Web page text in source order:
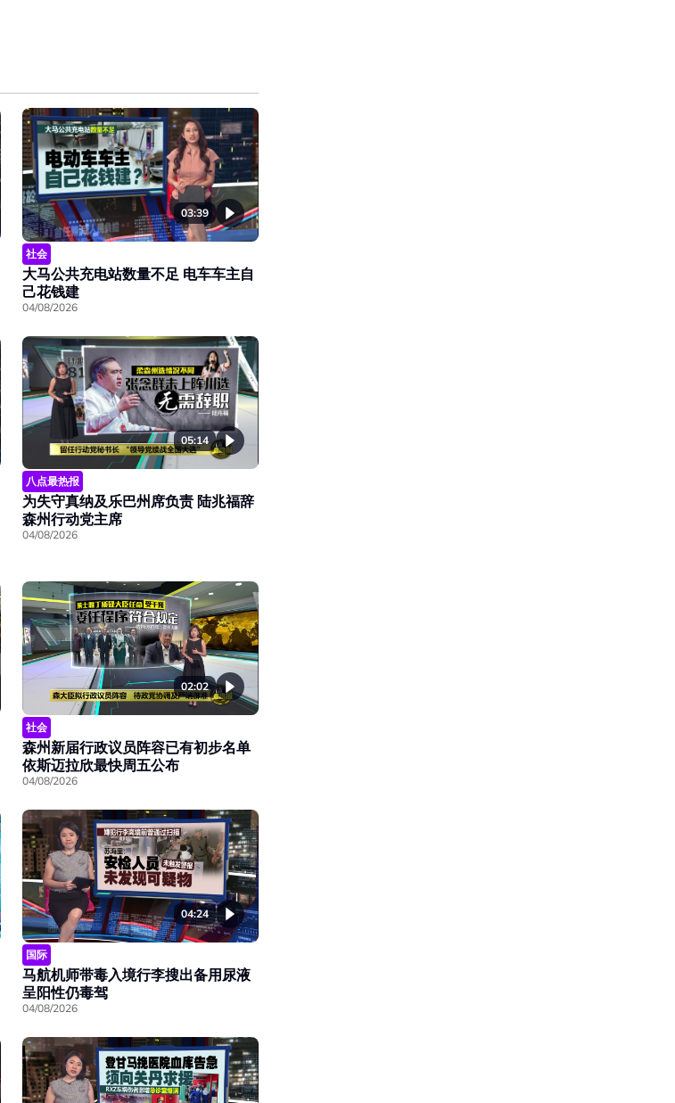
03:39
社会
大马公共充电站数量不足 电车车主自
己花钱建
04/08/2026
05:14
八点最热报
为失守真纳及乐巴州席负责 陆兆福辞
森州行动党主席
04/08/2026
02:02
社会
森州新届行政议员阵容已有初步名单
依斯迈拉欣最快周五公布
04/08/2026
04:24
国际
马航机师带毒入境行李搜出备用尿液
呈阳性仍毒驾
04/08/2026